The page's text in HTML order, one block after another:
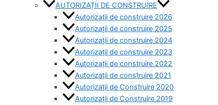
AUTORIZAȚII DE CONSTRUIRE
Autorizații de construire 2026
Autorizații de construire 2025
Autorizații de construire 2024
Autorizații de construire 2023
Autorizații de construire 2022
Autorizații de construire 2021
Autorizații de Construire 2020
Autorizații de Construire 2019